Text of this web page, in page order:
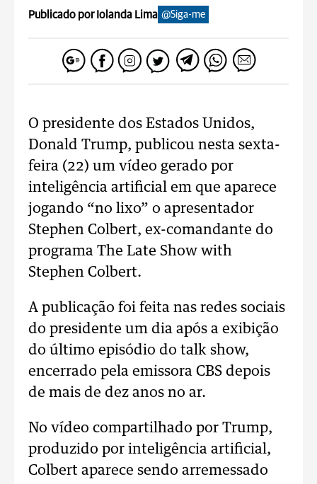
Publicado por Iolanda Lima @Siga-me
O presidente dos Estados Unidos,
Donald Trump, publicou nesta sexta-
feira (22) um vídeo gerado por
inteligência artificial em que aparece
jogando “no lixo” o apresentador
Stephen Colbert, ex-comandante do
programa The Late Show with
Stephen Colbert.
A publicação foi feita nas redes sociais
do presidente um dia após a exibição
do último episódio do talk show,
encerrado pela emissora CBS depois
de mais de dez anos no ar.
No vídeo compartilhado por Trump,
produzido por inteligência artificial,
Colbert aparece sendo arremessado